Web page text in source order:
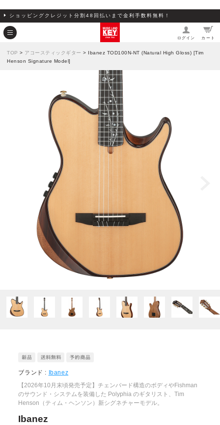
ショッピングクレジット分割48回払いまで金利手数料無料！
ログイン カート
TOP > アコースティックギター > Ibanez TOD100N-NT (Natural High Gloss) [Tim
Henson Signature Model]
ブランド :
Ibanez
【2026年10月末頃発売予定】チェンバード構造のボディやFishman
のサウンド・システムを装備した Polyphia のギタリスト、Tim
Henson（ティム・ヘンソン）新シグネチャーモデル。
Ibanez